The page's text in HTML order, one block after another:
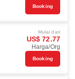
Booking
Mulai dari
US$ 72.77
Harga/Org
Booking